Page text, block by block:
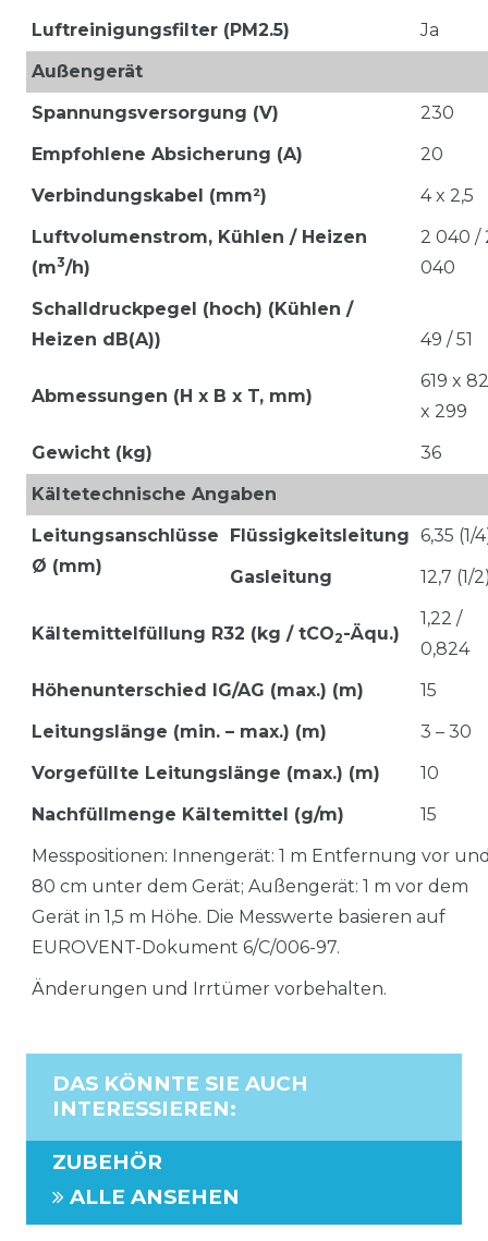
Luftreinigungsfilter (PM2.5)
Ja
Außengerät
Spannungsversorgung (V)
230
Empfohlene Absicherung (A)
20
Verbindungskabel (mm²)
4 x 2,5
Luftvolumenstrom, Kühlen / Heizen
(m3/h)
2 040 /
040
Schalldruckpegel (hoch) (Kühlen /
Heizen dB(A))
49 / 51
Abmessungen (H x B x T, mm)
619 x
x 299
Gewicht (kg)
36
Kältetechnische Angaben
Leitungsanschlüsse
Ø (mm)
Flüssigkeitsleitung 6,35 (1/
Gasleitung
12,7 (1/
Kältemittelfüllung R32 (kg / tCO2-Äqu.)
1,22 /
0,824
Höhenunterschied IG/AG (max.) (m)
15
Leitungslänge (min. – max.) (m)
3 – 30
Vorgefüllte Leitungslänge (max.) (m)
10
Nachfüllmenge Kältemittel (g/m)
15
Messpositionen: Innengerät: 1 m Entfernung vor
80 cm unter dem Gerät; Außengerät: 1 m vor dem
Gerät in 1,5 m Höhe. Die Messwerte basieren auf
EUROVENT-Dokument 6/C/006-97.
Änderungen und Irrtümer vorbehalten.
DAS KÖNNTE SIE AUCH
INTERESSIEREN:
ZUBEHÖR
ALLE ANSEHEN